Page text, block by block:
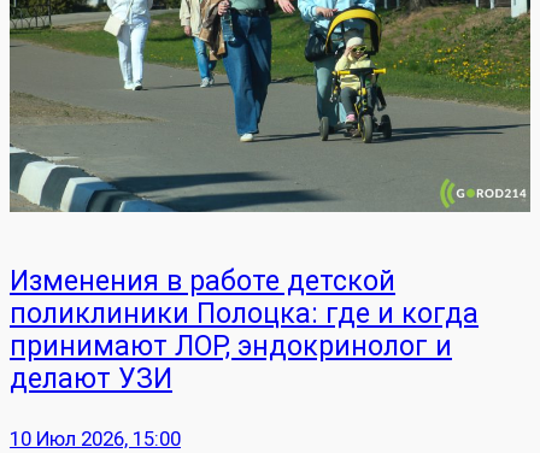
Изменения в работе детской
поликлиники Полоцка: где и когда
принимают ЛОР, эндокринолог и
делают УЗИ
10 Июл 2026, 15:00